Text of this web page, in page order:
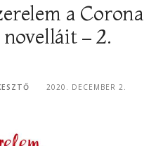
a Corona
– 2.
2020. DECEMBER 2.